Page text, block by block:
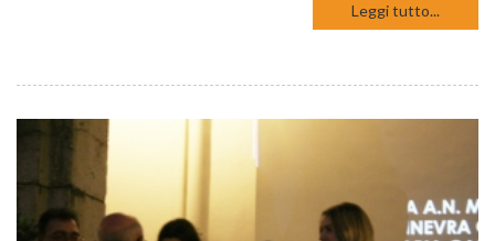
Leggi tutto...